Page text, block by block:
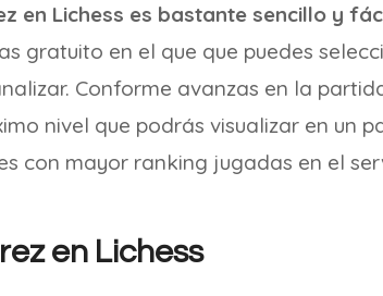
en Lichess es bastante sencillo y
gratuito en el que que puedes
Conforme avanzas en la
nivel que podrás visualizar en un
con mayor ranking jugadas en el
en Lichess